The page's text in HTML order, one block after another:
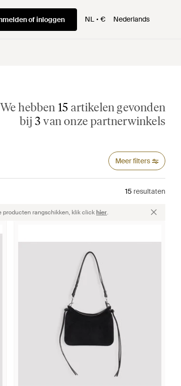
of inloggen NL € Nederlands
We hebben 15 artikelen gevonden
bij 3 van onze partnerwinkels
Meer filters
15 resultaten
producten rangschikken, klik clickhier.